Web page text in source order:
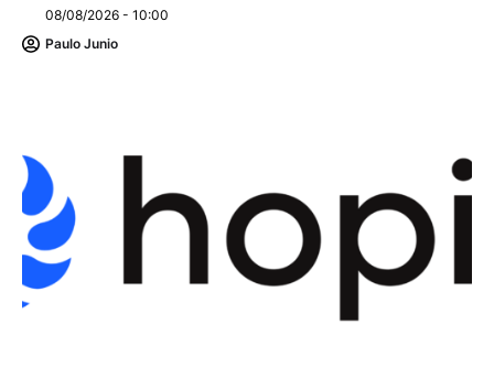
08/08/2026 - 10:00
Paulo Junio